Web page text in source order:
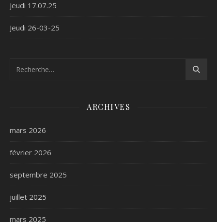
Jeudi 17.07.25
Jeudi 26-03-25
ARCHIVES
mars 2026
février 2026
septembre 2025
juillet 2025
mars 2025